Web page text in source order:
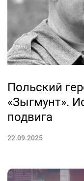
Польский
«Зыгмунт».
подвига
22.09.2025